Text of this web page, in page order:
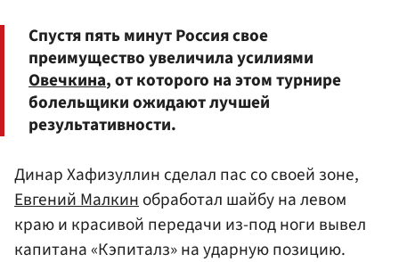
Спустя пять минут Россия свое
преимущество увеличила усилиями
Овечкина, от которого на этом турнире
болельщики ожидают лучшей
результативности.
Динар Хафизуллин сделал пас со своей зоне,
Евгений Малкин обработал шайбу на левом
краю и красивой передачи из-под ноги вывел
капитана «Кэпиталз» на ударную позицию.